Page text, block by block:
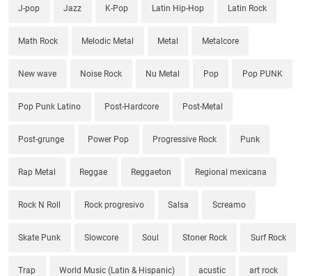
J-pop Jazz K-Pop Latin Hip-Hop Latin Rock
Math Rock Melodic Metal Metal Metalcore
New wave Noise Rock Nu Metal Pop Pop PUNK
Pop Punk Latino Post-Hardcore Post-Metal
Post-grunge Power Pop Progressive Rock Punk
Rap Metal Reggae Reggaeton Regional mexicana
Rock N Roll Rock progresivo Salsa Screamo
Skate Punk Slowcore Soul Stoner Rock Surf Rock
Trap World Music (Latin & Hispanic) acustic art rock